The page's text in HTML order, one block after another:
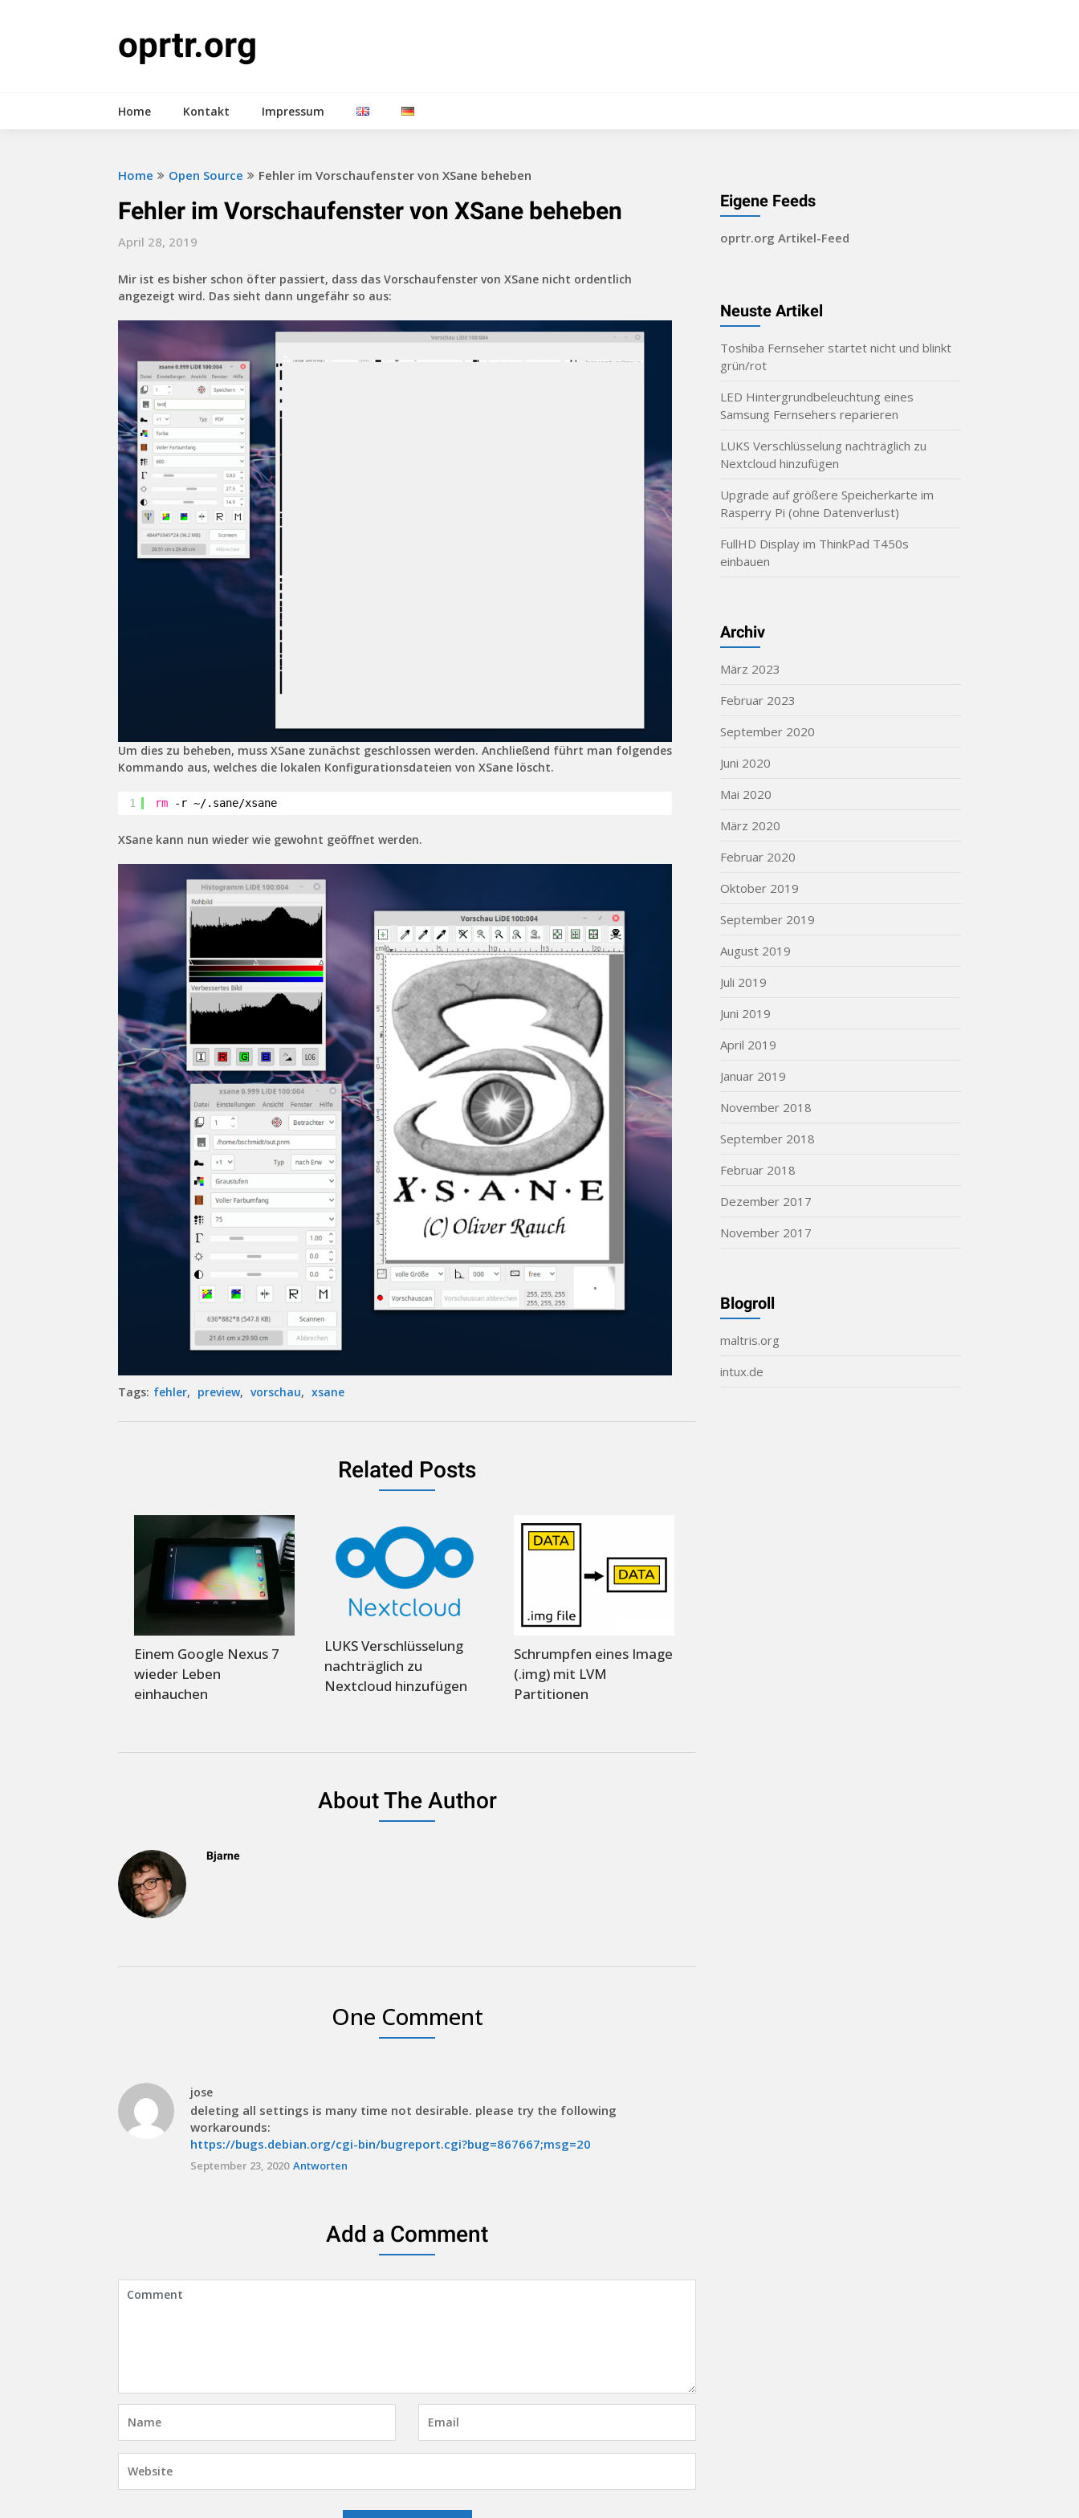
oprtr.org
Home Kontakt Impressum
Home Open Source Fehler im Vorschaufenster von XSane beheben
Fehler im Vorschaufenster von XSane beheben
April 28, 2019
Mir ist es bisher schon öfter passiert, dass das Vorschaufenster von XSane nicht ordentlich
angezeigt wird. Das sieht dann ungefähr so aus:
Um dies zu beheben, muss XSane zunächst geschlossen werden. Anchließend führt man folgendes
Kommando aus, welches die lokalen Konfigurationsdateien von XSane löscht.
1 rm -r ~/.sane/xsane
XSane kann nun wieder wie gewohnt geöffnet werden.
Tags: fehler, preview, vorschau, xsane
Related Posts
Einem Google Nexus 7
wieder Leben
einhauchen
LUKS Verschlüsselung
nachträglich zu
Nextcloud hinzufügen
Schrumpfen eines Image
(.img) mit LVM
Partitionen
About The Author
Bjarne
One Comment
jose
deleting all settings is many time not desirable. please try the following
workarounds:
https://bugs.debian.org/cgi-bin/bugreport.cgi?bug=867667;msg=20
September 23, 2020 Antworten
Add a Comment
Eigene Feeds
oprtr.org Artikel-Feed
Neuste Artikel
Toshiba Fernseher startet nicht und blinkt
grün/rot
LED Hintergrundbeleuchtung eines
Samsung Fernsehers reparieren
LUKS Verschlüsselung nachträglich zu
Nextcloud hinzufügen
Upgrade auf größere Speicherkarte im
Rasperry Pi (ohne Datenverlust)
FullHD Display im ThinkPad T450s
einbauen
Archiv
März 2023
Februar 2023
September 2020
Juni 2020
Mai 2020
März 2020
Februar 2020
Oktober 2019
September 2019
August 2019
Juli 2019
Juni 2019
April 2019
Januar 2019
November 2018
September 2018
Februar 2018
Dezember 2017
November 2017
Blogroll
maltris.org
intux.de